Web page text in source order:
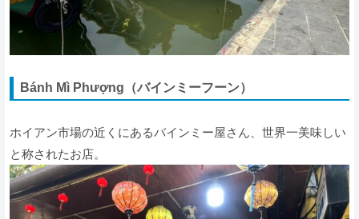
Bánh Mì Phượng（バインミーフーン）
ホイアン市場の近くにあるバインミー屋さん、世界一美味しい
と称されたお店。